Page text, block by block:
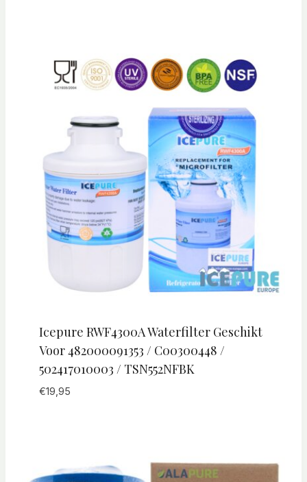
Icepure RWF4300A Waterfilter Geschikt
Voor 482000091353 / C00300448 /
502417010003 / TSN552NFBK
€19,95